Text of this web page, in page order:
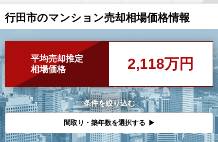
行田市のマンション売却相場価格情報
平均売却推定
相場価格
2,118万円
条件を絞り込む
間取り・築年数を選択する